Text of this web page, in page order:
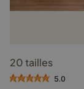
produit
a
20 tailles
5.0